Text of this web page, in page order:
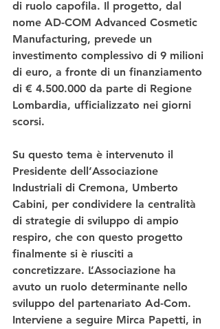
di ruolo capofila. Il progetto, dal
nome AD-COM Advanced Cosmetic
Manufacturing, prevede un
investimento complessivo di 9 milioni
di euro, a fronte di un finanziamento
di € 4.500.000 da parte di Regione
Lombardia, ufficializzato nei giorni
scorsi.
Su questo tema è intervenuto il
Presidente dell’Associazione
Industriali di Cremona, Umberto
Cabini, per condividere la centralità
di strategie di sviluppo di ampio
respiro, che con questo progetto
finalmente si è riusciti a
concretizzare. L’Associazione ha
avuto un ruolo determinante nello
sviluppo del partenariato Ad-Com.
Interviene a seguire Mirca Papetti, in